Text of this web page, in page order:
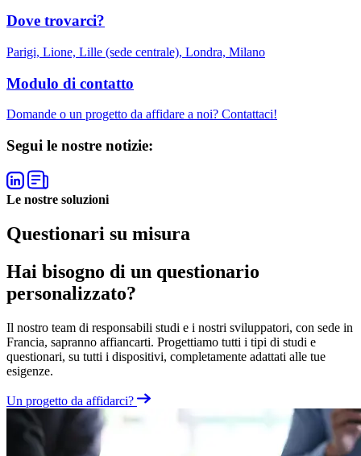
Dove trovarci?
Parigi, Lione, Lille (sede centrale), Londra, Milano
Modulo di contatto
Domande o un progetto da affidare a noi? Contattaci!
Segui le nostre notizie:
Le nostre soluzioni
Questionari su misura
Hai bisogno di un questionario
personalizzato?
Il nostro team di responsabili studi e i nostri sviluppatori, con sede in
Francia, sapranno affiancarti. Progettiamo tutti i tipi di studi e
questionari, su tutti i dispositivi, completamente adattati alle tue
esigenze.
Un progetto da affidarci?